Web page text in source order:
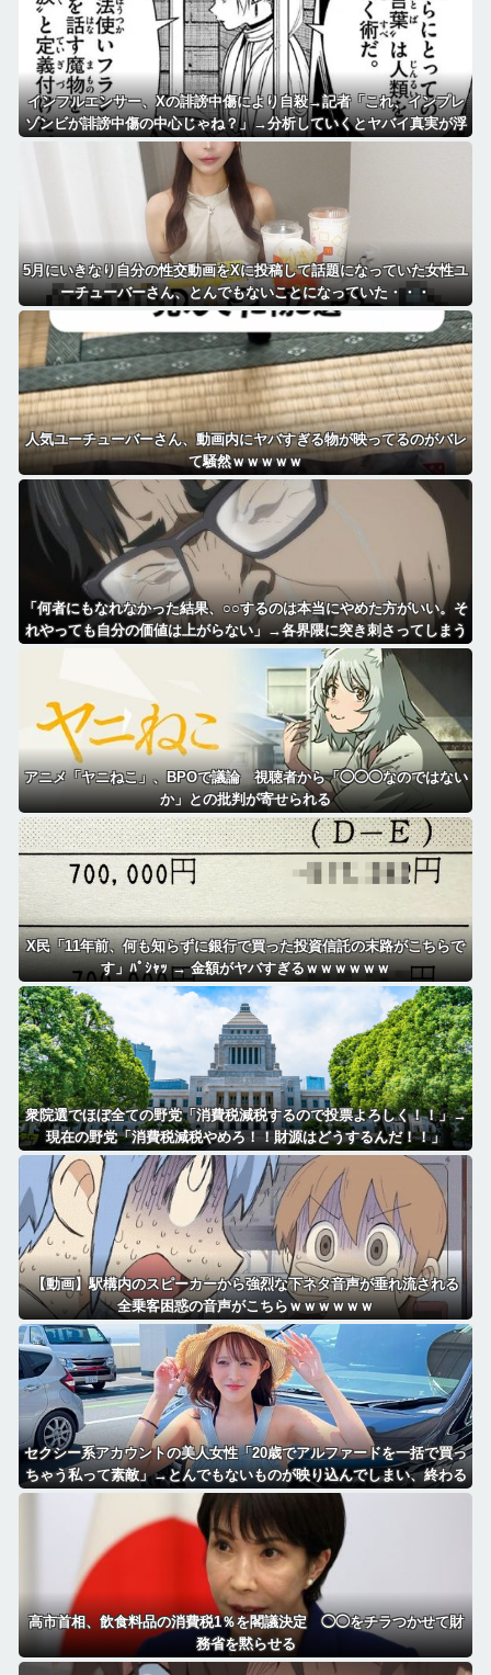
インフルエンサー、Xの誹謗中傷により自殺→記者「これ、インプレ
ゾンビが誹謗中傷の中心じゃね？」→分析していくとヤバイ真実が浮
かび上がる
5月にいきなり自分の性交動画をXに投稿して話題になっていた女性ユ
ーチューバーさん、とんでもないことになっていた・・・
人気ユーチューバーさん、動画内にヤバすぎる物が映ってるのがバレ
て騒然ｗｗｗｗｗ
「何者にもなれなかった結果、○○するのは本当にやめた方がいい。そ
れやっても自分の価値は上がらない」→各界隈に突き刺さってしまう
アニメ「ヤニねこ」、BPOで議論 視聴者から「◯◯◯なのではない
か」との批判が寄せられる
X民「11年前、何も知らずに銀行で買った投資信託の末路がこちらで
す」ﾊﾟｼｬｯ → 金額がヤバすぎるｗｗｗｗｗｗ
衆院選でほぼ全ての野党「消費税減税するので投票よろしく！！」→
現在の野党「消費税減税やめろ！！財源はどうするんだ！！」
【動画】駅構内のスピーカーから強烈な下ネタ音声が垂れ流される
全乗客困惑の音声がこちらｗｗｗｗｗｗ
セクシー系アカウントの美人女性「20歳でアルファードを一括で買っ
ちゃう私って素敵」→とんでもないものが映り込んでしまい、終わる
高市首相、飲食料品の消費税1％を閣議決定 ◯◯をチラつかせて財
務省を黙らせる